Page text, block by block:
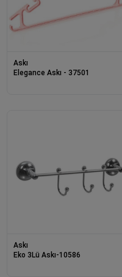
Askı
Elegance Askı - 37501
Askı
Eko 3Lü Askı-10586